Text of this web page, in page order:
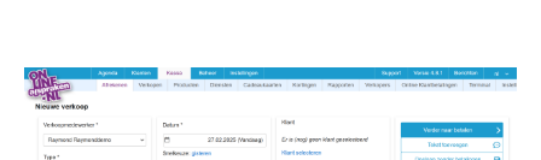
Image